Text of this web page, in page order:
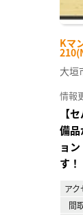
Kマ
大垣
情報
【
備品
ョ
す！
アク
間